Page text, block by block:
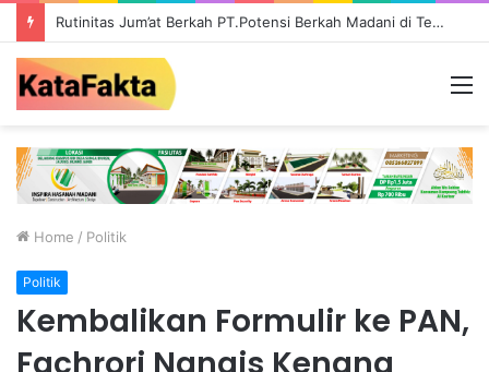
Rutinitas Jum’at Berkah PT.Potensi Berkah Madani di Tebo, Salurkan Bantuan ke Masyarakat
Home / Politik
Politik
Kembalikan Formulir ke PAN,